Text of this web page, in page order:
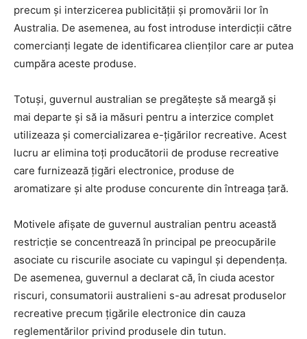
precum și interzicerea publicității și promovării lor în
Australia. De asemenea, au fost introduse interdicții către
comercianți legate de identificarea clienților care ar putea
cumpăra aceste produse.
Totuși, guvernul australian se pregătește să meargă și
mai departe și să ia măsuri pentru a interzice complet
utilizeaza și comercializarea e-țigărilor recreative. Acest
lucru ar elimina toți producătorii de produse recreative
care furnizează țigări electronice, produse de
aromatizare și alte produse concurente din întreaga țară.
Motivele afișate de guvernul australian pentru această
restricție se concentrează în principal pe preocupările
asociate cu riscurile asociate cu vapingul și dependența.
De asemenea, guvernul a declarat că, în ciuda acestor
riscuri, consumatorii australieni s-au adresat produselor
recreative precum țigările electronice din cauza
reglementărilor privind produsele din tutun.